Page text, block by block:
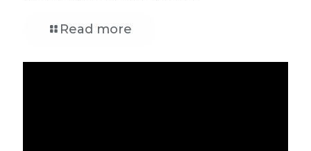
Read more